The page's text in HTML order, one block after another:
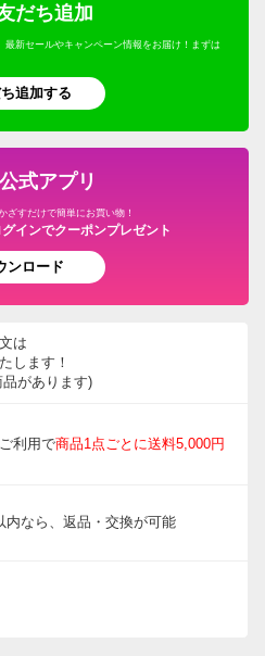
だち追加
新セールやキャンペーン情報をお届け！まずは
追加する
式アプリ
ざすだけで簡単にお買い物！
インでクーポンプレゼント
ンロード
は
します！
があります)
利用で商品1点ごとに送料5,000円
内なら、返品・交換が可能